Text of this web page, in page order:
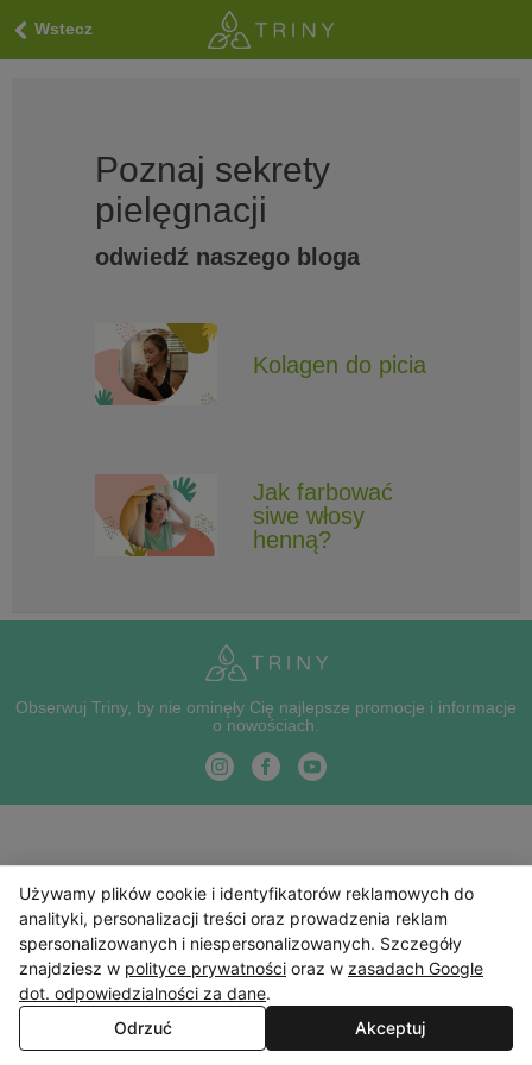
Wstecz
Poznaj sekrety
pielęgnacji
odwiedź naszego bloga
Kolagen do picia
Jak farbować
siwe włosy
henną?
Obserwuj Triny, by nie ominęły Cię najlepsze promocje i informacje
o nowościach.
Używamy plików cookie i identyfikatorów reklamowych do
analityki, personalizacji treści oraz prowadzenia reklam
spersonalizowanych i niespersonalizowanych. Szczegóły
znajdziesz w polityce prywatności oraz w zasadach Google
dot. odpowiedzialności za dane.
Odrzuć
Akceptuj